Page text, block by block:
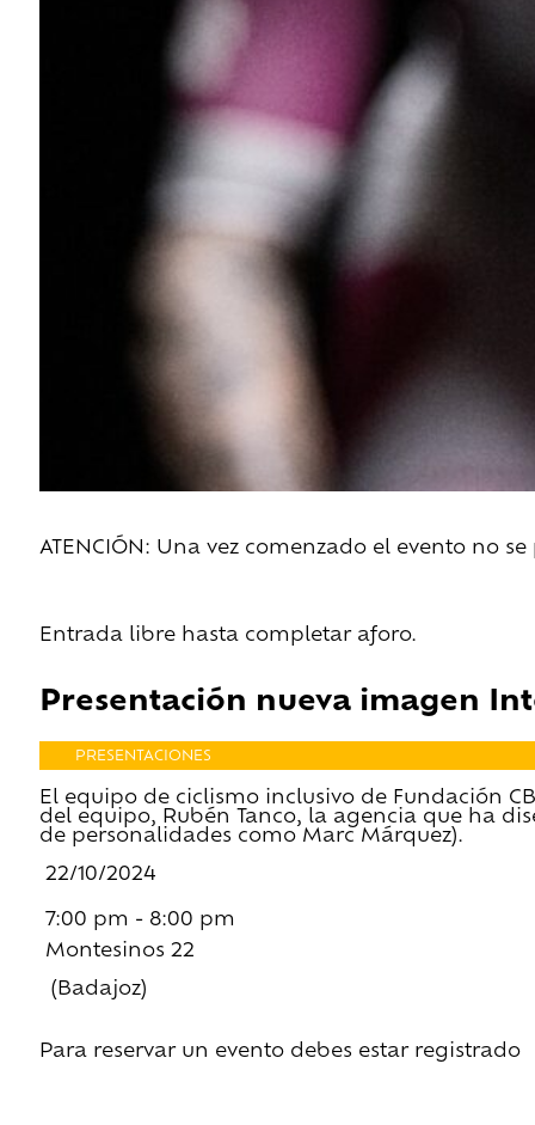
ATENCIÓN: Una vez comenzado el evento no
Entrada libre hasta completar aforo.
Presentación nueva imagen
PRESENTACIONES
El equipo de ciclismo inclusivo de Fundación
del equipo, Rubén Tanco, la agencia que ha
de personalidades como Marc Márquez).
22/10/2024
7:00 pm - 8:00 pm
Montesinos 22
(Badajoz)
Para reservar un evento debes estar registrado